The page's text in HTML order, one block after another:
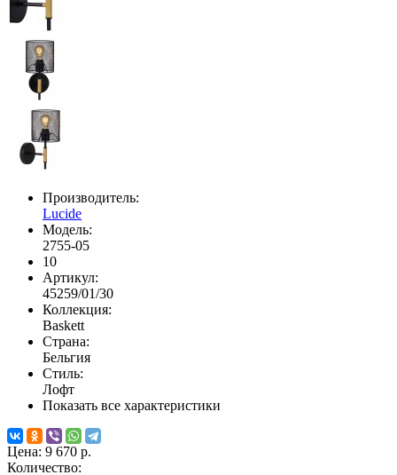
Производитель:
Lucide
Модель:
2755-05
10
Артикул:
45259/01/30
Коллекция:
Baskett
Страна:
Бельгия
Стиль:
Лофт
Показать все характеристики
Цена: 9 670 р.
Количество: